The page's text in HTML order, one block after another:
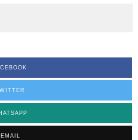
EMAIL